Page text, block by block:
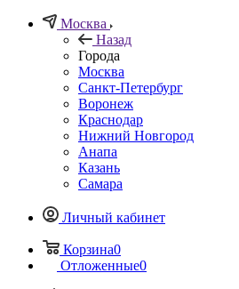
Москва
Назад
Города
Москва
Санкт-Петербург
Воронеж
Краснодар
Нижний Новгород
Анапа
Казань
Самара
Личный кабинет
Корзина0
Отложенные0